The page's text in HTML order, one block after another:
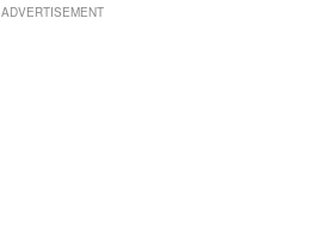
ADVERTISEMENT